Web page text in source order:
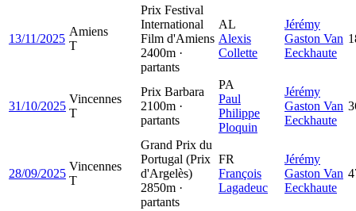
13/11/2025
Amiens
T
Prix Festival
International
Film d'Amiens
2400m ·
partants
AL
Alexis
Collette
Jérémy
Gaston Van
Eeckhaute
31/10/2025
Vincennes
T
Prix Barbara
2100m ·
partants
PA
Paul
Philippe
Ploquin
Jérémy
Gaston Van
Eeckhaute
28/09/2025
Vincennes
T
Grand Prix du
Portugal (Prix
d'Argelès)
2850m ·
partants
FR
François
Lagadeuc
Jérémy
Gaston Van
Eeckhaute